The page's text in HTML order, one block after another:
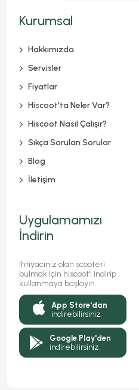
Kurumsal
Hakkımızda
Servisler
Fiyatlar
Hiscoot'ta Neler Var?
Hiscoot Nasıl Çalışır?
Sıkça Sorulan Sorular
Blog
İletişim
Uygulamamızı
İndirin
İhtiyacınız olan scooteri
bulmak için hiscoot'ı indirip
kullanmaya başlayın.
App Store'dan
indirebilirsiniz.
Google Play'den
indirebilirsiniz.